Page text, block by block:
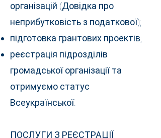
організацій (Довідка про
неприбутковість з податкової);
підготовка грантових проектів;
реєстрація підрозділів
громадської організації та
отримуємо статус
Всеукраїнської.
ПОСЛУГИ З РЕЄСТРАЦІЇ